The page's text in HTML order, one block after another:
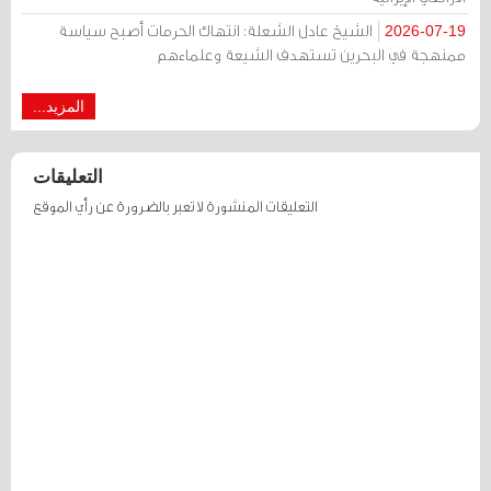
2026-07-19
الشيخ عادل الشعلة: انتهاك الحرمات أصبح سياسة
ممنهجة في البحرين تستهدف الشيعة وعلماءهم
المزيد...
التعليقات
التعليقات المنشورة لا تعبر بالضرورة عن رأي الموقع